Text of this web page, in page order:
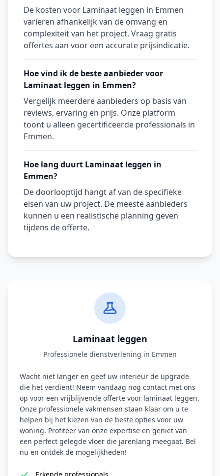
De kosten voor Laminaat leggen in Emmen
variëren afhankelijk van de omvang en
complexiteit van het project. Vraag gratis
offertes aan voor een accurate prijsindicatie.
Hoe vind ik de beste aanbieder voor
Laminaat leggen in Emmen?
Vergelijk meerdere aanbieders op basis van
reviews, ervaring en prijs. Onze platform
toont u alleen gecertificeerde professionals in
Emmen.
Hoe lang duurt Laminaat leggen in
Emmen?
De doorlooptijd hangt af van de specifieke
eisen van uw project. De meeste aanbieders
kunnen u een realistische planning geven
tijdens de offerte.
Laminaat leggen
Professionele dienstverlening in Emmen
Wacht niet langer en geef uw interieur de upgrade
die het verdient! Neem vandaag nog contact met ons
op voor een vrijblijvende offerte voor laminaat leggen.
Onze professionele vakmensen staan klaar om u te
helpen bij het kiezen van de beste opties voor uw
woning. Profiteer van onze expertise en geniet van
een perfect gelegde vloer die jarenlang meegaat. Bel
nu en ontdek de mogelijkheden!